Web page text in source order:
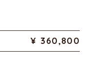
360,800